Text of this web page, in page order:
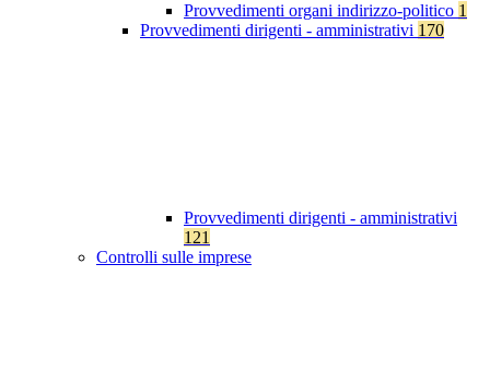
Provvedimenti organi indirizzo-politico 1
Provvedimenti dirigenti - amministrativi 170
Provvedimenti dirigenti - amministrativi
121
Controlli sulle imprese